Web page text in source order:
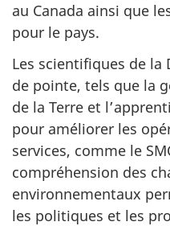
au Canada ainsi que
pour le pays.
Les scientifiques de la
de pointe, tels que la
de la Terre et
pour améliorer les
services, comme le
compréhension des
environnementaux
les politiques et les